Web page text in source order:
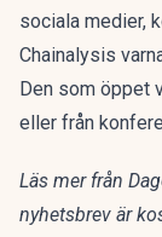
sociala medier,
Chainalysis
Den som öppet
eller från
Läs mer från
nyhetsbrev är